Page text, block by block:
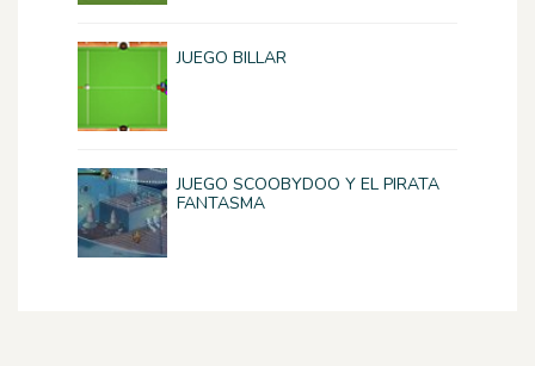
JUEGO BILLAR
JUEGO SCOOBYDOO Y EL PIRATA
FANTASMA